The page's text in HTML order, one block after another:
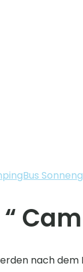
nach dem